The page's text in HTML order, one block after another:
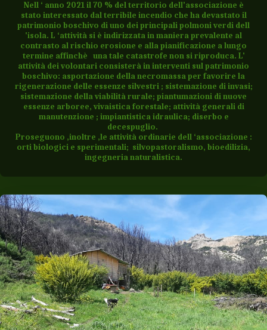
Nell ‘ anno 2021 il 70 % del territorio dell'associazione è
stato interessato dal terribile incendio che ha devastato il
patrimonio boschivo di uno dei principali polmoni verdi dell
'isola. L ‘attività si è indirizzata in maniera prevalente al
contrasto al rischio erosione e alla pianificazione a lungo
termine affinchè una tale catastrofe non si riproduca. L'
attività dei volontari consisterà in interventi sul patrimonio
boschivo: asportazione della necromassa per favorire la
rigenerazione delle essenze silvestri ; sistemazione di invasi;
sistemazione della viabilità rurale; piantumazioni di nuove
essenze arboree, vivaistica forestale; attività generali di
manutenzione ; impiantistica idraulica; diserbo e
decespuglio.
Proseguono ,inoltre ,le attività ordinarie dell ‘associazione :
orti biologici e sperimentali; silvopastoralismo, bioedilizia,
ingegneria naturalistica.